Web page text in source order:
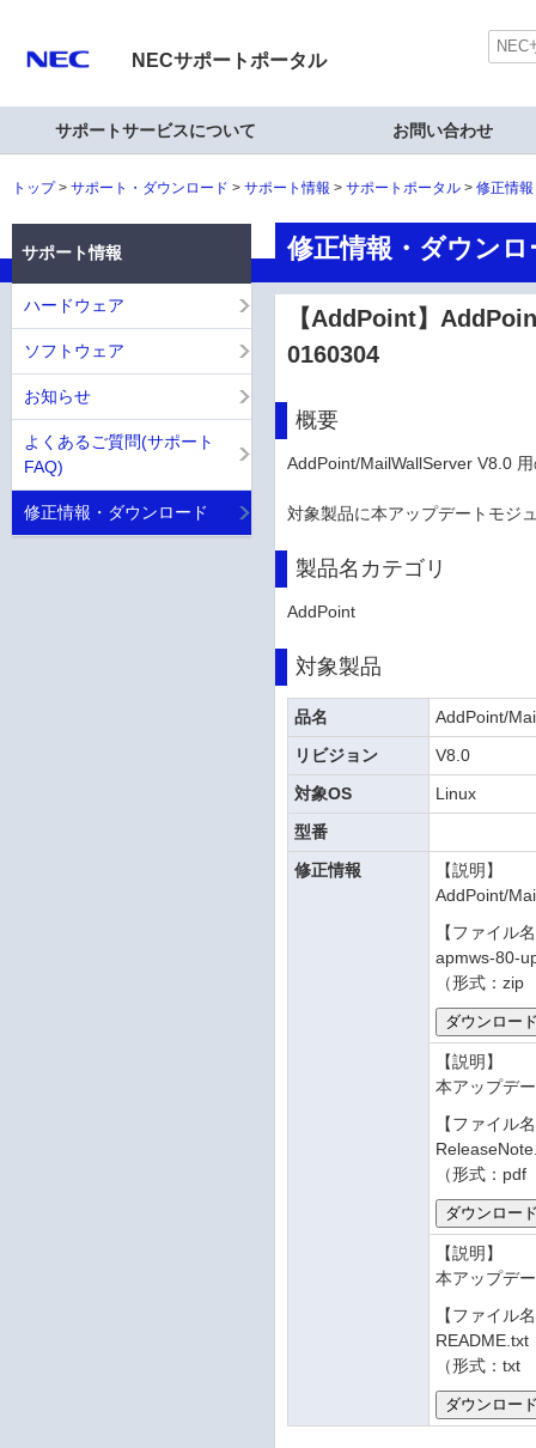
NECサポートポータル
サポートサービスについて お問い合わせ
トップ サポート・ダウンロード サポート情報 サポートポータル 修正情
修正情報・ダウンロ
【AddPoint】
0160304
概要
AddPoint/MailWallServer V8.0
対象製品に本アップデートモジ
製品名カテゴリ
AddPoint
対象製品
品名
AddPoint/
リビジョン
V8.0
対象OS
Linux
型番
修正情報
【説明】
AddPoint/
【ファイル
apmws-80-
（形式：
【説明】
本アップデ
【ファイル
（形式：
【説明】
本アップデ
【ファイル
README.txt
（形式：txt
サポート情報
ハードウェア
ソフトウェア
お知らせ
よくあるご質問(サポート
FAQ)
修正情報・ダウンロード